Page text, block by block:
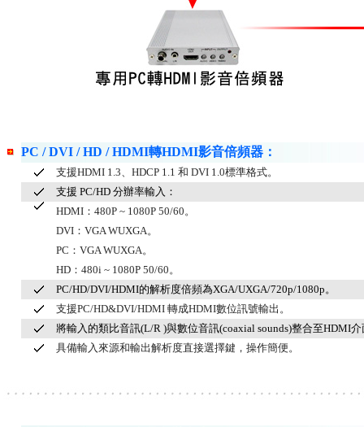
PC / DVI / HD / HDMI轉HDMI影音倍頻器：
支援HDMI 1.3、HDCP 1.1 和 DVI 1.0標準格式。
支援 PC/HD 分辦率輸入：
HDMI：480P ~ 1080P 50/60。
DVI：VGA WUXGA。
PC：VGA WUXGA。
HD：480i ~ 1080P 50/60。
PC/HD/DVI/HDMI的解析度倍頻為XGA/UXGA/720p/1080p。
支援PC/HD&DVI/HDMI 轉成HDMI數位訊號輸出。
將輸入的類比音訊(L/R )與數位音訊(coaxial sounds)整合至HDMI
具備輸入來源和輸出解析度直接選擇鍵，操作簡便。